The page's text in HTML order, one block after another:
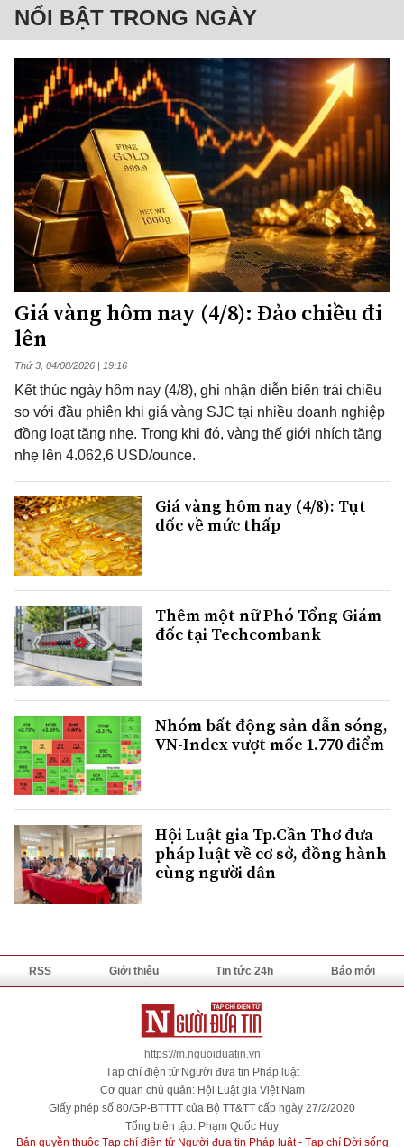
NỔI BẬT TRONG NGÀY
Giá vàng hôm nay (4/8): Đảo chiều đi
lên
Thứ 3, 04/08/2026 | 19:16
Kết thúc ngày hôm nay (4/8), ghi nhận diễn biến trái chiều
so với đầu phiên khi giá vàng SJC tại nhiều doanh nghiệp
đồng loạt tăng nhẹ. Trong khi đó, vàng thế giới nhích tăng
nhẹ lên 4.062,6 USD/ounce.
Giá vàng hôm nay (4/8): Tụt
dốc về mức thấp
Thêm một nữ Phó Tổng Giám
đốc tại Techcombank
Nhóm bất động sản dẫn sóng,
VN-Index vượt mốc 1.770 điểm
Hội Luật gia Tp.Cần Thơ đưa
pháp luật về cơ sở, đồng hành
cùng người dân
RSS Giới thiệu Tin tức 24h Báo mới
https://m.nguoiduatin.vn
Tạp chí điện tử Người đưa tin Pháp luật
Cơ quan chủ quản: Hội Luật gia Việt Nam
Giấy phép số 80/GP-BTTTT của Bộ TT&TT cấp ngày 27/2/2020
Tổng biên tập: Phạm Quốc Huy
Bản quyền thuộc Tạp chí điện tử Người đưa tin Pháp luật - Tạp chí Đời sống